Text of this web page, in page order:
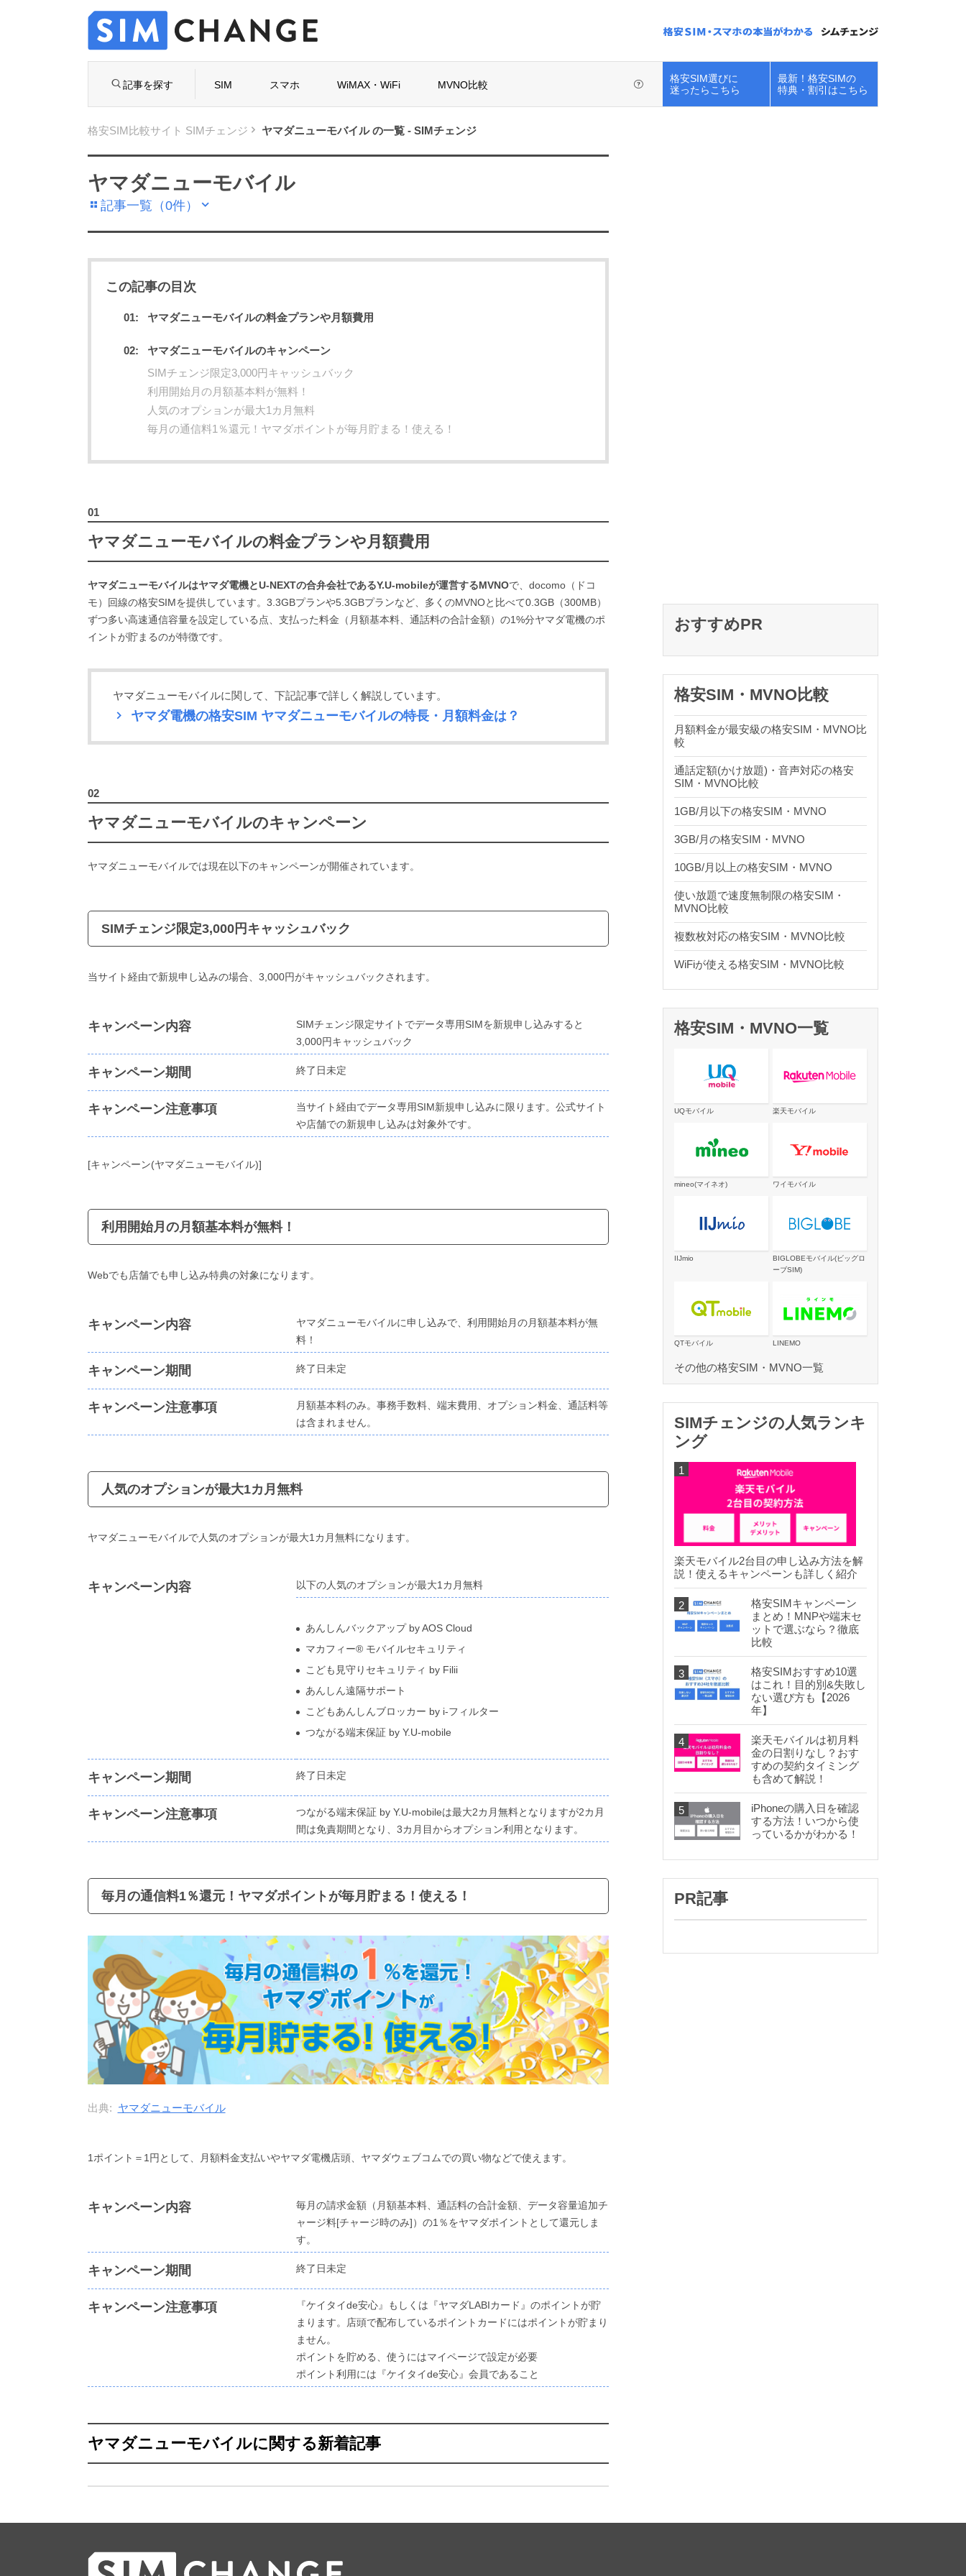
記事を探す
検索
選はこれ！目的別&
のおすすめは？縛
SIM スマホ WiMAX・WiFi MVNO比較
初めての格安SIM選び方ガイド
格安SIM選びに
迷ったらこちら
最新！格安SIMの
特典・割引はこちら
格安SIM比較サイト SIMチェンジ ヤマダニューモバイル の一覧 - SIMチェンジ
ヤマダニューモバイル
記事一覧（0件）
この記事の目次
ヤマダニューモバイルの料金プランや月額費用
ヤマダニューモバイルのキャンペーン
SIMチェンジ限定3,000円キャッシュバック
利用開始月の月額基本料が無料！
人気のオプションが最大1カ月無料
毎月の通信料1％還元！ヤマダポイントが毎月貯まる！使える！
ヤマダニューモバイルの料金プランや月額費用
ヤマダニューモバイルはヤマダ電機とU-NEXTの合弁会社であるY.U-mobileが運営するMVNOで、docomo（ドコ
モ）回線の格安SIMを提供しています。3.3GBプランや5.3GBプランなど、多くのMVNOと比べて0.3GB（300MB）
ずつ多い高速通信容量を設定している点、支払った料金（月額基本料、通話料の合計金額）の1%分ヤマダ電機のポ
イントが貯まるのが特徴です。
ヤマダニューモバイルに関して、下記記事で詳しく解説しています。
ヤマダ電機の格安SIM ヤマダニューモバイルの特長・月額料金は？
ヤマダニューモバイルのキャンペーン
ヤマダニューモバイルでは現在以下のキャンペーンが開催されています。
SIMチェンジ限定3,000円キャッシュバック
当サイト経由で新規申し込みの場合、3,000円がキャッシュバックされます。
キャンペーン内容
SIMチェンジ限定サイトでデータ専用SIMを新規申し込みすると
3,000円キャッシュバック
キャンペーン期間 終了日未定
キャンペーン注意事項
当サイト経由でデータ専用SIM新規申し込みに限ります。公式サイト
や店舗での新規申し込みは対象外です。
[キャンペーン(ヤマダニューモバイル)]
利用開始月の月額基本料が無料！
Webでも店舗でも申し込み特典の対象になります。
キャンペーン内容
ヤマダニューモバイルに申し込みで、利用開始月の月額基本料が無
料！
キャンペーン期間 終了日未定
キャンペーン注意事項
月額基本料のみ。事務手数料、端末費用、オプション料金、通話料等
は含まれません。
人気のオプションが最大1カ月無料
ヤマダニューモバイルで人気のオプションが最大1カ月無料になります。
キャンペーン内容 以下の人気のオプションが最大1カ月無料
あんしんバックアップ by AOS Cloud
マカフィー® モバイルセキュリティ
こども見守りセキュリティ by Filii
あんしん遠隔サポート
こどもあんしんブロッカー by i-フィルター
つながる端末保証 by Y.U-mobile
キャンペーン期間 終了日未定
キャンペーン注意事項
つながる端末保証 by Y.U-mobileは最大2カ月無料となりますが2カ月
間は免責期間となり、3カ月目からオプション利用となります。
毎月の通信料1％還元！ヤマダポイントが毎月貯まる！使える！
出典: ヤマダニューモバイル
1ポイント＝1円として、月額料金支払いやヤマダ電機店頭、ヤマダウェブコムでの買い物などで使えます。
キャンペーン内容
毎月の請求金額（月額基本料、通話料の合計金額、データ容量追加チ
ャージ料[チャージ時のみ]）の1％をヤマダポイントとして還元しま
す。
キャンペーン期間 終了日未定
キャンペーン注意事項
『ケイタイde安心』もしくは『ヤマダLABIカード』のポイントが貯
まります。店頭で配布しているポイントカードにはポイントが貯まり
ません。
ポイントを貯める、使うにはマイページで設定が必要
ポイント利用には『ケイタイde安心』会員であること
ヤマダニューモバイルに関する新着記事
おすすめPR
格安SIM・MVNO比較
月額料金が最安級の格安SIM・MVNO比
較
通話定額(かけ放題)・音声対応の格安
SIM・MVNO比較
1GB/月以下の格安SIM・MVNO
3GB/月の格安SIM・MVNO
10GB/月以上の格安SIM・MVNO
使い放題で速度無制限の格安SIM・
MVNO比較
複数枚対応の格安SIM・MVNO比較
WiFiが使える格安SIM・MVNO比較
格安SIM・MVNO一覧
UQモバイル 楽天モバイル
mineo(マイネオ) ワイモバイル
IIJmio
BIGLOBEモバイル(ビッグロ
ーブSIM)
QTモバイル LINEMO
その他の格安SIM・MVNO一覧
SIMチェンジの人気ランキ
ング
楽天モバイル2台目の申し込み方法を解
説！使えるキャンペーンも詳しく紹介
格安SIMキャンペーン
まとめ！MNPや端末セ
ットで選ぶなら？徹底
比較
格安SIMおすすめ10選
はこれ！目的別&失敗し
ない選び方も【2026
年】
楽天モバイルは初月料
金の日割りなし？おす
すめの契約タイミング
も含めて解説！
iPhoneの購入日を確認
する方法！いつから使
っているかがわかる！
PR記事